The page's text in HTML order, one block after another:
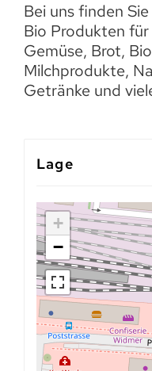
Bei uns finden
Bio Produkten
Gemüse, Brot,
Milchprodukte,
Getränke und
Lage
+
−